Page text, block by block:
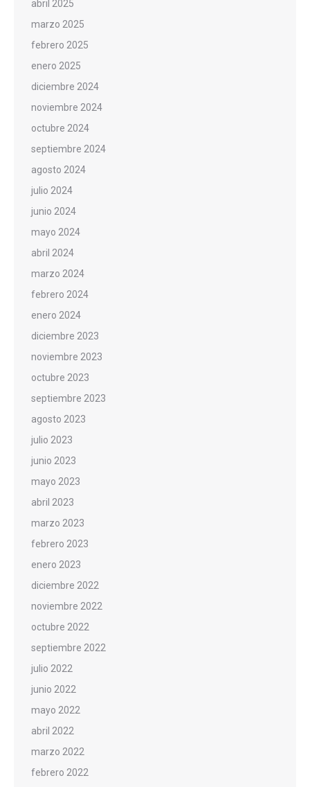
abril 2025
marzo 2025
febrero 2025
enero 2025
diciembre 2024
noviembre 2024
octubre 2024
septiembre 2024
agosto 2024
julio 2024
junio 2024
mayo 2024
abril 2024
marzo 2024
febrero 2024
enero 2024
diciembre 2023
noviembre 2023
octubre 2023
septiembre 2023
agosto 2023
julio 2023
junio 2023
mayo 2023
abril 2023
marzo 2023
febrero 2023
enero 2023
diciembre 2022
noviembre 2022
octubre 2022
septiembre 2022
julio 2022
junio 2022
mayo 2022
abril 2022
marzo 2022
febrero 2022